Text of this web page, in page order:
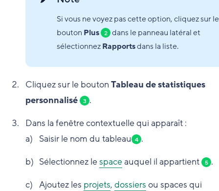
Si vous ne voyez pas cette option, cliquez sur le
bouton Plus 2 dans le panneau latéral et
sélectionnezRapportsdans la liste.
Cliquez sur le bouton Tableau de statistiques
personnalisé
3 .
Dans la fenêtre contextuelle qui apparaît :
Saisir le nom du tableau 4 .
Sélectionnez lespaceauquel il appartient 5 .
Ajoutez les projets, dossiers ou spaces qui